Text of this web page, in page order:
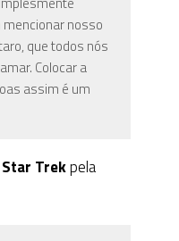
nosso
que todos nós
Colocar a
assim é um
Star Trekpela